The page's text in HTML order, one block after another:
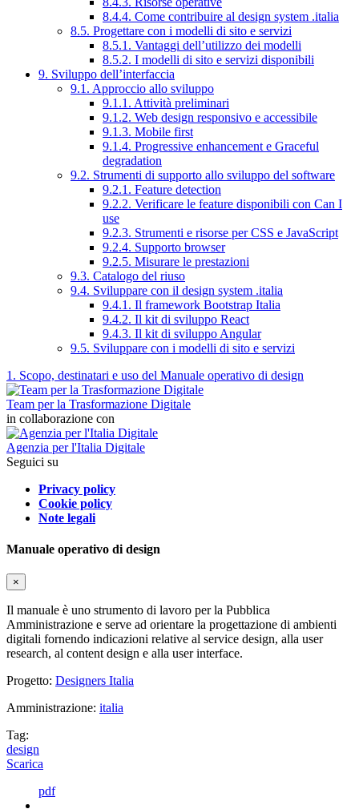
8.4.4. Come contribuire al design system .italia
8.5. Progettare con i modelli di sito e servizi
8.5.1. Vantaggi dell’utilizzo dei modelli
8.5.2. I modelli di sito e servizi disponibili
9. Sviluppo dell’interfaccia
9.1. Approccio allo sviluppo
9.1.1. Attività preliminari
9.1.2. Web design responsivo e accessibile
9.1.3. Mobile first
9.1.4. Progressive enhancement e Graceful
degradation
9.2. Strumenti di supporto allo sviluppo del software
9.2.1. Feature detection
9.2.2. Verificare le feature disponibili con Can I
use
9.2.3. Strumenti e risorse per CSS e JavaScript
9.2.4. Supporto browser
9.2.5. Misurare le prestazioni
9.3. Catalogo del riuso
9.4. Sviluppare con il design system .italia
9.4.1. Il framework Bootstrap Italia
9.4.2. Il kit di sviluppo React
9.4.3. Il kit di sviluppo Angular
9.5. Sviluppare con i modelli di sito e servizi
1. Scopo, destinatari e uso del Manuale operativo di design
Team per la Trasformazione Digitale
in collaborazione con
Agenzia per l'Italia Digitale
Seguici su
Privacy policy
Cookie policy
Note legali
Manuale operativo di design
×
Il manuale è uno strumento di lavoro per la Pubblica
Amministrazione e serve ad orientare la progettazione di ambienti
digitali fornendo indicazioni relative al service design, alla user
research, al content design e alla user interface.
Progetto: Designers Italia
Amministrazione: italia
Tag:
design
Scarica
pdf